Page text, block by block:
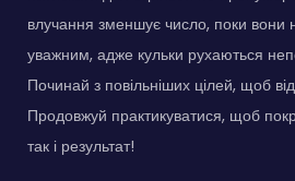
влучання зменшує число, поки вони
уважним, адже кульки рухаються
Починай з повільніших цілей, щоб
Продовжуй практикуватися, щоб
так і результат!